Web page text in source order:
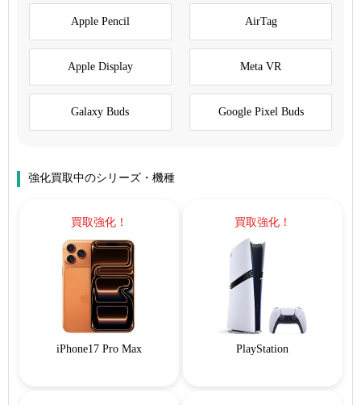
Apple Pencil AirTag
Apple Display Meta VR
Galaxy Buds Google Pixel Buds
強化買取中のシリーズ・機種
買取強化！
iPhone17 Pro Max
買取強化！
PlayStation